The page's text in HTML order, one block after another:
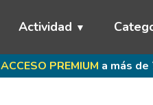
Actividad
ACCESO PREMIUM a más